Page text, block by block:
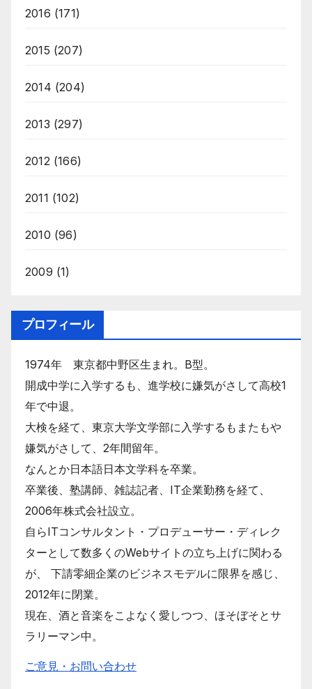
2016 (171)
2015 (207)
2014 (204)
2013 (297)
2012(166)
2011 (102)
2010 (96)
2009 (1)
プロフィール
1974年 東京都中野区生まれ。B型。
開成中学に入学するも、進学校に嫌気がさして高校1
年で中退。
大検を経て、東京大学文学部に入学するもまたもや
嫌気がさして、2年間留年。
なんとか日本語日本文学科を卒業。
卒業後、塾講師、雑誌記者、IT企業勤務を経て、
2006年株式会社設立。
自らITコンサルタント・プロデューサー・ディレク
ターとして数多くのWebサイトの立ち上げに関わる
が、 下請零細企業のビジネスモデルに限界を感じ、
2012年に閉業。
現在、酒と音楽をこよなく愛しつつ、ほそぼそとサ
ラリーマン中。
ご意見・お問い合わせ